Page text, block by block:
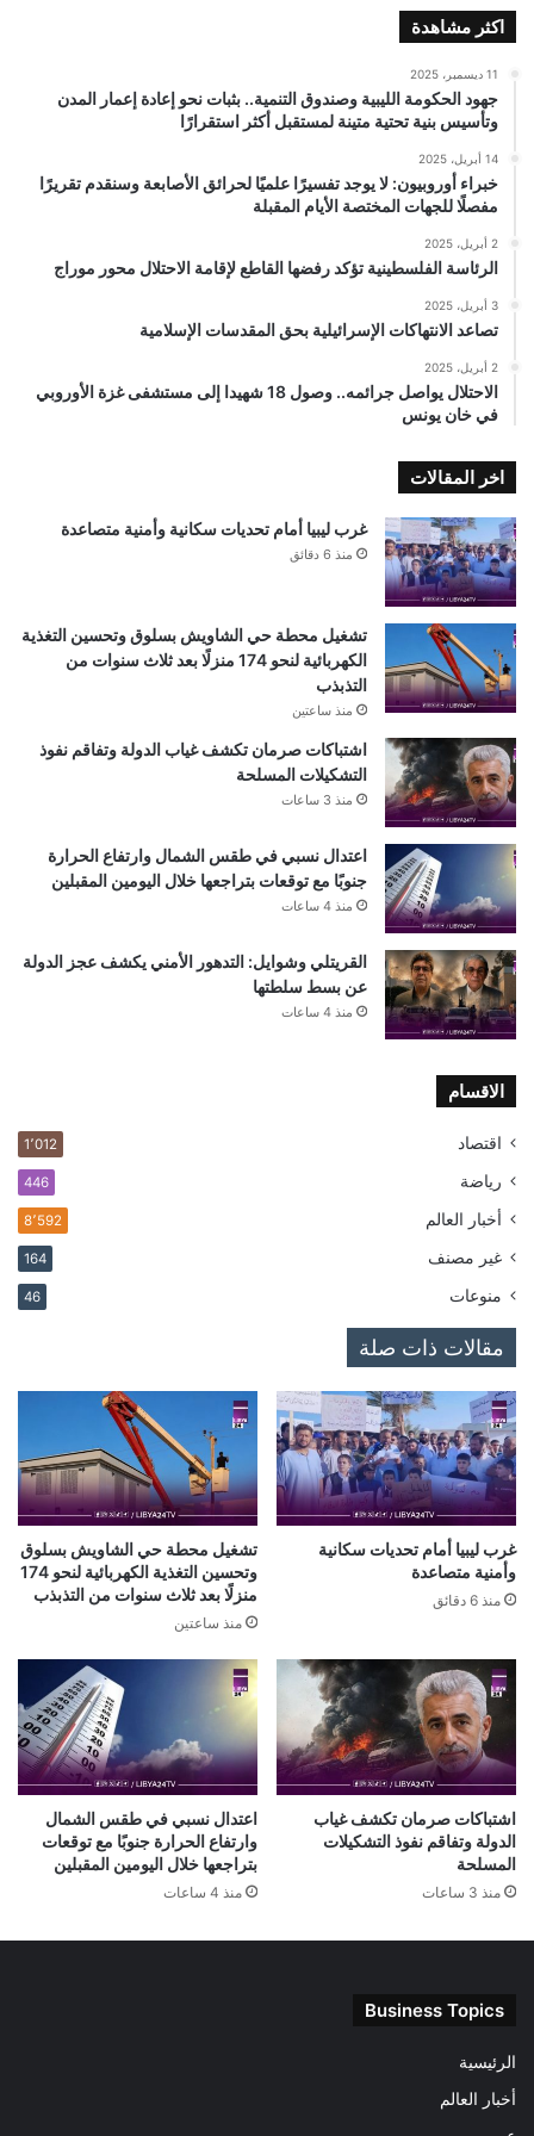
اكثر مشاهدة
11 ديسمبر، 2025
جهود الحكومة الليبية وصندوق التنمية.. بثبات نحو إعادة إعمار المدن
وتأسيس بنية تحتية متينة لمستقبل أكثر استقرارًا
14 أبريل، 2025
خبراء أوروبيون: لا يوجد تفسيرًا علميًا لحرائق الأصابعة وسنقدم تقريرًا
مفصلًا للجهات المختصة الأيام المقبلة
2 أبريل، 2025
الرئاسة الفلسطينية تؤكد رفضها القاطع لإقامة الاحتلال محور موراج
3 أبريل، 2025
تصاعد الانتهاكات الإسرائيلية بحق المقدسات الإسلامية
2 أبريل، 2025
الاحتلال يواصل جرائمه.. وصول 18 شهيدا إلى مستشفى غزة الأوروبي
في خان يونس
اخر المقالات
غرب ليبيا أمام تحديات سكانية وأمنية متصاعدة
منذ 6 دقائق
تشغيل محطة حي الشاويش بسلوق وتحسين التغذية
الكهربائية لنحو 174 منزلًا بعد ثلاث سنوات من
التذبذب
منذ ساعتين
اشتباكات صرمان تكشف غياب الدولة وتفاقم نفوذ
التشكيلات المسلحة
منذ 3 ساعات
اعتدال نسبي في طقس الشمال وارتفاع الحرارة
جنوبًا مع توقعات بتراجعها خلال اليومين المقبلين
منذ 4 ساعات
القريتلي وشوايل: التدهور الأمني يكشف عجز الدولة
عن بسط سلطتها
منذ 4 ساعات
الاقسام
اقتصاد 1٬012
رياضة 446
أخبار العالم 8٬592
غير مصنف 164
منوعات 46
مقالات ذات صلة
غرب ليبيا أمام تحديات سكانية
وأمنية متصاعدة
منذ 6 دقائق
تشغيل محطة حي الشاويش بسلوق
وتحسين التغذية الكهربائية لنحو 174
منزلًا بعد ثلاث سنوات من التذبذب
منذ ساعتين
اشتباكات صرمان تكشف غياب
الدولة وتفاقم نفوذ التشكيلات
المسلحة
منذ 3 ساعات
اعتدال نسبي في طقس الشمال
وارتفاع الحرارة جنوبًا مع توقعات
بتراجعها خلال اليومين المقبلين
منذ 4 ساعات
Business Topics
الرئيسية
أخبار العالم